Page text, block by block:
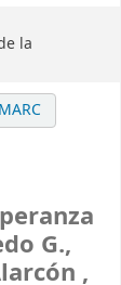
la
G.,
,